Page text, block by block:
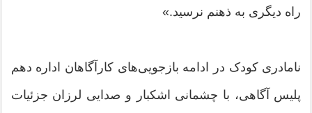
راه دیگری به ذهنم نرسید.»
نامادری کودک در ادامه بازجویی‌های کارآگاهان اداره دهم
پلیس آگاهی، با چشمانی اشکبار و صدایی لرزان جزئیات